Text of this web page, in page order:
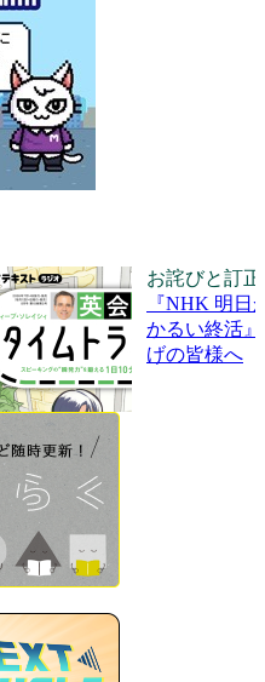
お詫びと訂正
『NHK 明日
かるい終活
げの皆様へ